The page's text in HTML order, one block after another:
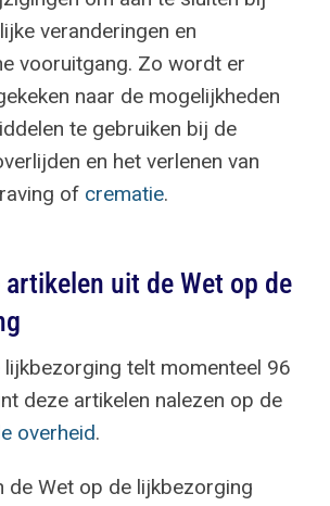
veranderingen en
vooruitgang. Zo wordt er
naar de mogelijkheden
te gebruiken bij de
en het verlenen van
of crematie.
uit de Wet op de
lijkbezorging telt momenteel 96
deze artikelen nalezen op de
overheid.
de Wet op de lijkbezorging